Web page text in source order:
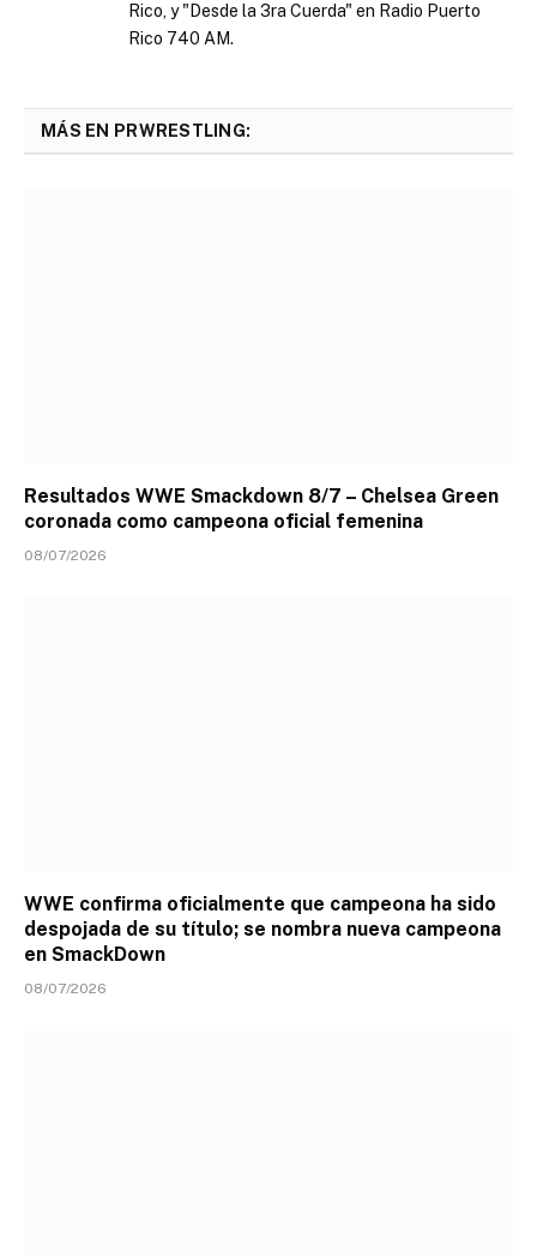
Rico, y "Desde la 3ra Cuerda" en Radio Puerto
Rico 740 AM.
MÁS EN PRWRESTLING:
Resultados WWE Smackdown 8/7 – Chelsea Green
coronada como campeona oficial femenina
08/07/2026
WWE confirma oficialmente que campeona ha sido
despojada de su título; se nombra nueva campeona
en SmackDown
08/07/2026